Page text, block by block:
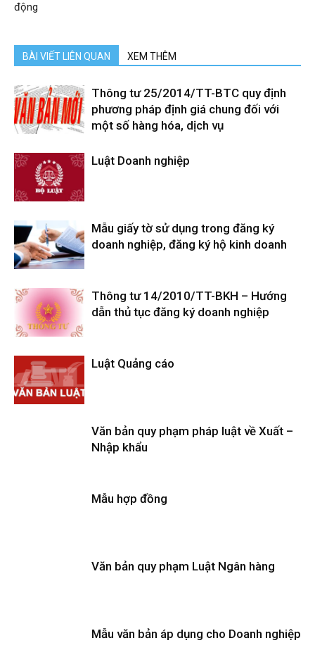
động
BÀI VIẾT LIÊN QUAN XEM THÊM
Thông tư 25/2014/TT-BTC quy định
phương pháp định giá chung đối với
một số hàng hóa, dịch vụ
Luật Doanh nghiệp
Mẫu giấy tờ sử dụng trong đăng ký
doanh nghiệp, đăng ký hộ kinh doanh
Thông tư 14/2010/TT-BKH – Hướng
dẫn thủ tục đăng ký doanh nghiệp
Luật Quảng cáo
Văn bản quy phạm pháp luật về Xuất –
Nhập khẩu
Mẫu hợp đồng
Văn bản quy phạm Luật Ngân hàng
Mẫu văn bản áp dụng cho Doanh nghiệp